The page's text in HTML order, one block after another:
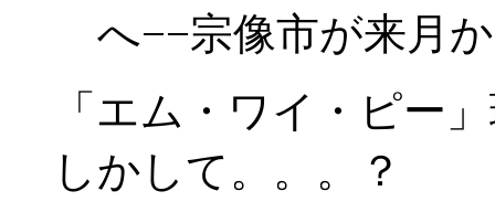
へ−−宗像市が来月
「エム・ワイ・ピー
しかして。。。？